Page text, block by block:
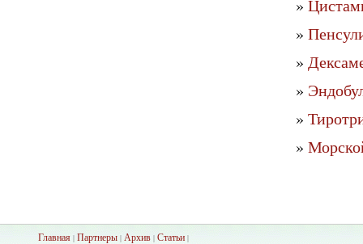
»
»
»
»
»
»
Главная| Партнеры| Архив| Статьи|